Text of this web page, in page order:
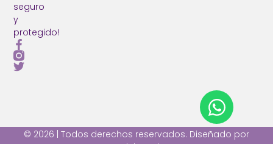
seguro
y
protegido!
© 2026 | Todos derechos reservados. Diseñado por